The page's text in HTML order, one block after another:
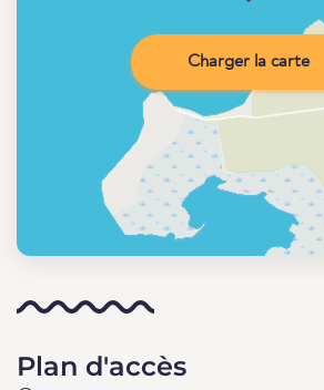
Charger la carte
Plan d'accès